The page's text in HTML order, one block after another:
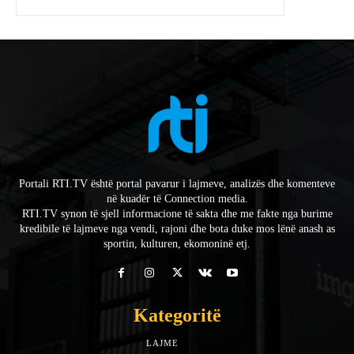
Portali RTI.TV është portal pavarur i lajmeve, analizës dhe komenteve
në kuadër të Connection media.
RTI.TV synon të sjell informacione të sakta dhe me fakte nga burime
kredibile të lajmeve nga vendi, rajoni dhe bota duke mos lënë anash as
sportin, kulturen, ekomoninë etj.
Kategoritë
LAJME